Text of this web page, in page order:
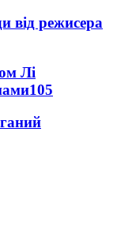
від режисера
Лі
105